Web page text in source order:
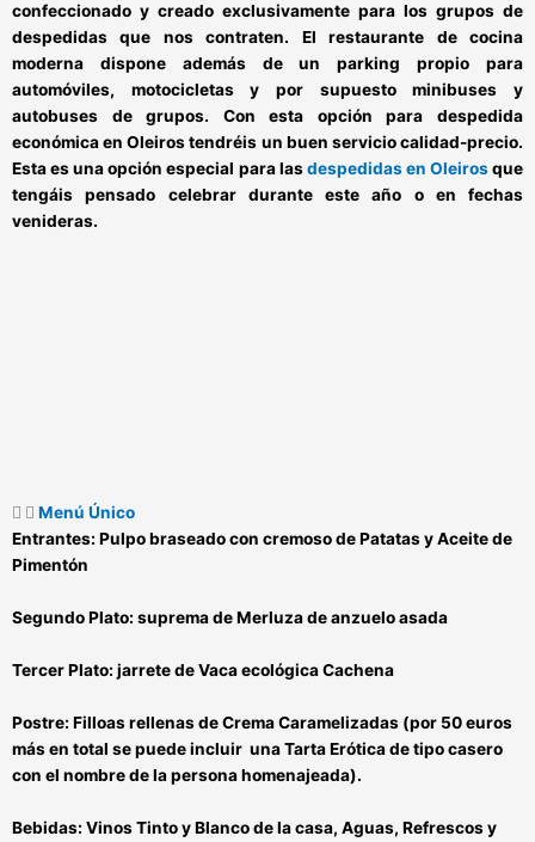
confeccionado y creado exclusivamente para los grupos de
despedidas que nos contraten. El restaurante de cocina
moderna dispone además de un parking propio para
automóviles, motocicletas y por supuesto minibuses y
autobuses de grupos. Con esta opción para despedida
económica en Oleirostendréis un buen servicio calidad-precio.
Esta es una opción especial para lasdespedidas en Oleirosque
tengáis pensado celebrar durante este año o en fechas
venideras.
Menú Único
Entrantes: Pulpo braseado con cremoso de Patatas y Aceite de
Pimentón
Segundo Plato: suprema de Merluza de anzuelo asada
Tercer Plato: jarrete de Vaca ecológica Cachena
Postre: Filloas rellenas de Crema Caramelizadas (por 50 euros
más en total se puede incluir una Tarta Erótica de tipo casero
con el nombre de la persona homenajeada).
Bebidas: Vinos Tinto y Blanco de la casa, Aguas, Refrescos y